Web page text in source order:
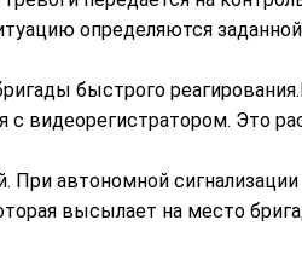
определяются
быстрого
видеорегистратором. Это
автономной
высылает на место